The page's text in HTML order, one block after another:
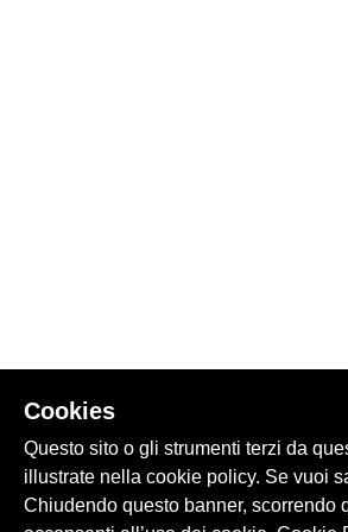
Cookies
Questo sito o gli strumenti terzi da
illustrate nella cookie policy. Se vuoi
Chiudendo questo banner, scorrendo